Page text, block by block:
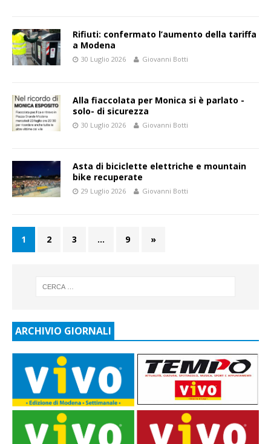
Rifiuti: confermato l’aumento della tariffa
a Modena
30 Luglio 2026 Giovanni Botti
Alla fiaccolata per Monica si è parlato -
solo- di sicurezza
30 Luglio 2026 Giovanni Botti
Asta di biciclette elettriche e mountain
bike recuperate
29 Luglio 2026 Giovanni Botti
1 2 3 … 9 »
ARCHIVIO GIORNALI